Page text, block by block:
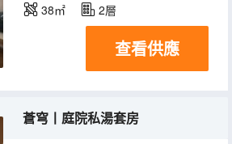
38㎡ 2層
查看供應
蒼穹丨庭院私湯套房